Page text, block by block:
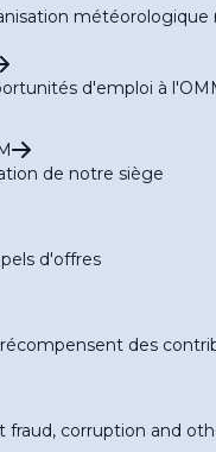
météorologique
d'emploi à
de notre siège
d'offres
des
fraud, corruption and